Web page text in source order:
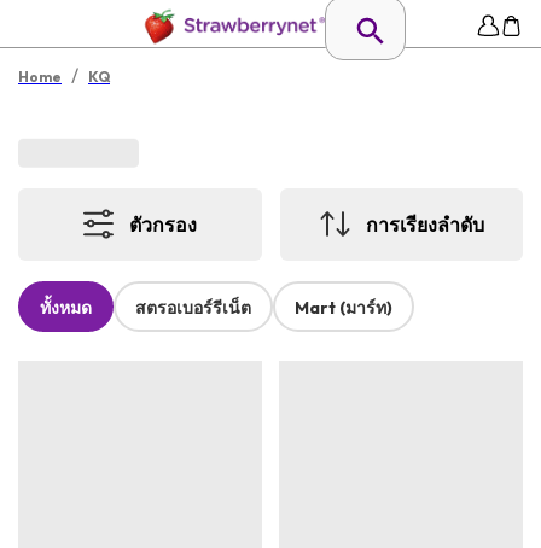
Home / KQ
ตัวกรอง การเรียงลำดับ
ทั้งหมด สตรอเบอร์รีเน็ต Mart (มาร์ท)